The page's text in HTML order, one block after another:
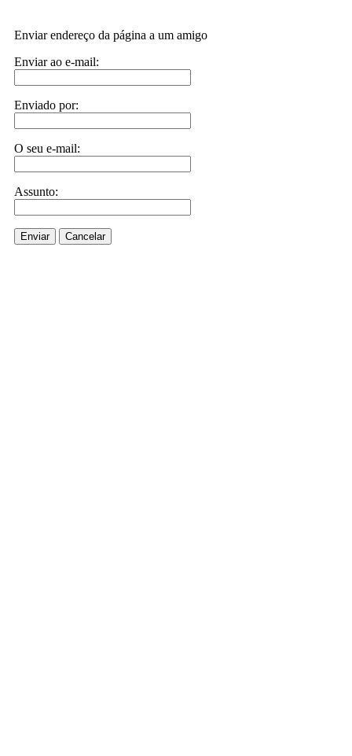
Enviar endereço da página a um amigo
Enviar ao e-mail:
Enviado por:
O seu e-mail:
Assunto:
Enviar Cancelar